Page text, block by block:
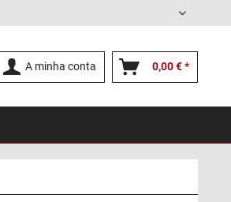
Português
A minha conta 0,00 € *